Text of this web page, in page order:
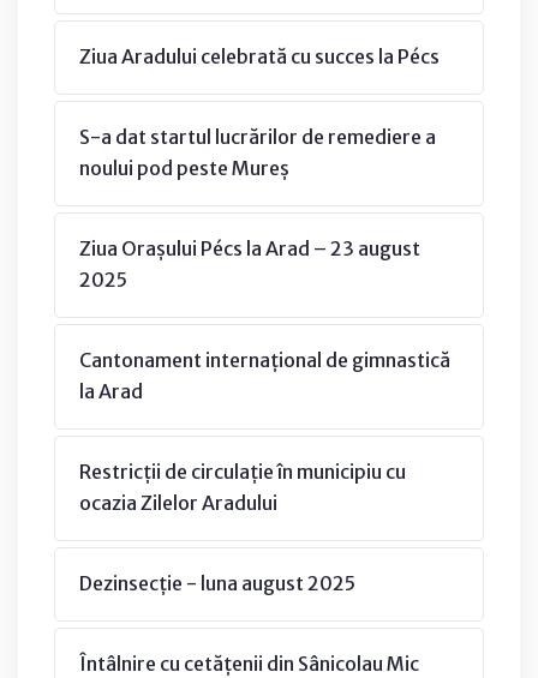
Ziua Aradului celebrată cu succes la Pécs
S-a dat startul lucrărilor de remediere a
noului pod peste Mureș
Ziua Orașului Pécs la Arad – 23 august
2025
Cantonament internațional de gimnastică
la Arad
Restricții de circulație în municipiu cu
ocazia Zilelor Aradului
Dezinsecție - luna august 2025
Întâlnire cu cetățenii din Sânicolau Mic